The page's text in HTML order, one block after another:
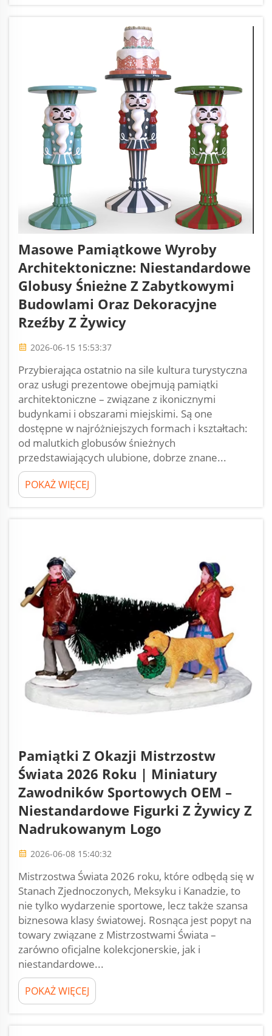
Masowe Pamiątkowe Wyroby
Architektoniczne: Niestandardowe
Globusy Śnieżne Z Zabytkowymi
Budowlami Oraz Dekoracyjne
Rzeźby Z Żywicy
2026-06-15 15:53:37
Przybierająca ostatnio na sile kultura turystyczna
oraz usługi prezentowe obejmują pamiątki
architektoniczne – związane z ikonicznymi
budynkami i obszarami miejskimi. Są one
dostępne w najróżniejszych formach i kształtach:
od malutkich globusów śnieżnych
przedstawiających ulubione, dobrze znane...
POKAŻ WIĘCEJ
Pamiątki Z Okazji Mistrzostw
Świata 2026 Roku | Miniatury
Zawodników Sportowych OEM –
Niestandardowe Figurki Z Żywicy Z
Nadrukowanym Logo
2026-06-08 15:40:32
Mistrzostwa Świata 2026 roku, które odbędą się w
Stanach Zjednoczonych, Meksyku i Kanadzie, to
nie tylko wydarzenie sportowe, lecz także szansa
biznesowa klasy światowej. Rosnąca jest popyt na
towary związane z Mistrzostwami Świata –
zarówno oficjalne kolekcjonerskie, jak i
niestandardowe...
POKAŻ WIĘCEJ